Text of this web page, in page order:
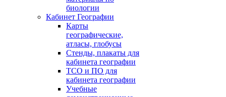
биологии
Кабинет Географии
Карты
географические,
атласы, глобусы
Стенды, плакаты для
кабинета географии
ТСО и ПО для
кабинета географии
Учебные